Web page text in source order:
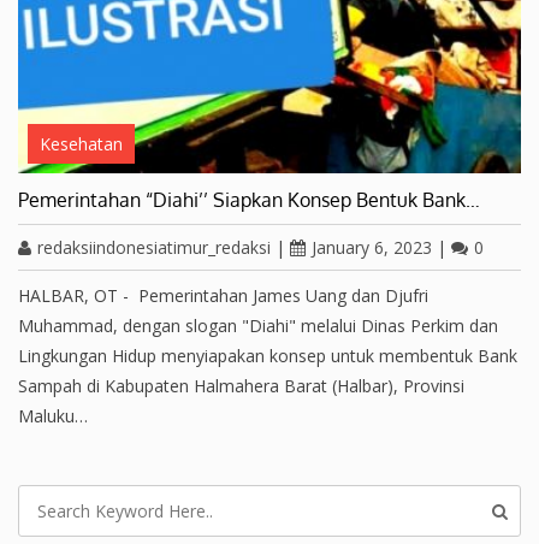
Kesehatan
Pemerintahan “Diahi’’ Siapkan Konsep Bentuk Bank…
redaksiindonesiatimur_redaksi | January 6, 2023 | 0
HALBAR, OT - Pemerintahan James Uang dan Djufri
Muhammad, dengan slogan "Diahi" melalui Dinas Perkim dan
Lingkungan Hidup menyiapakan konsep untuk membentuk Bank
Sampah di Kabupaten Halmahera Barat (Halbar), Provinsi
Maluku…